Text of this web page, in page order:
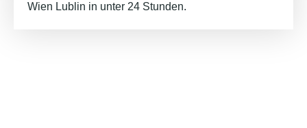
Wien Lublin in unter 24 Stunden.